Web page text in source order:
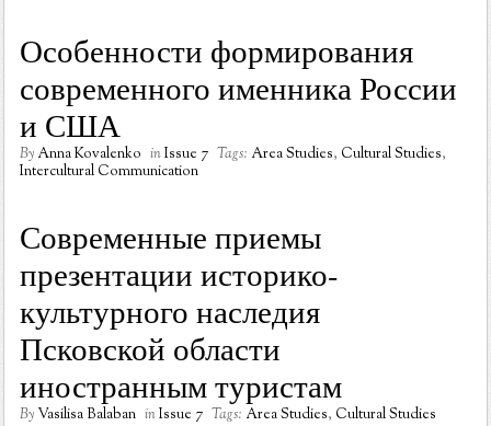
Особенности формирования
современного именника России
и США
By Anna Kovalenko inIssue 7 Tags: Area Studies, Cultural Studies,
Intercultural Communication
Современные приемы
презентации историко-
культурного наследия
Псковской области
иностранным туристам
ByVasilisa Balaban inIssue 7 Tags: Area Studies, Cultural Studies